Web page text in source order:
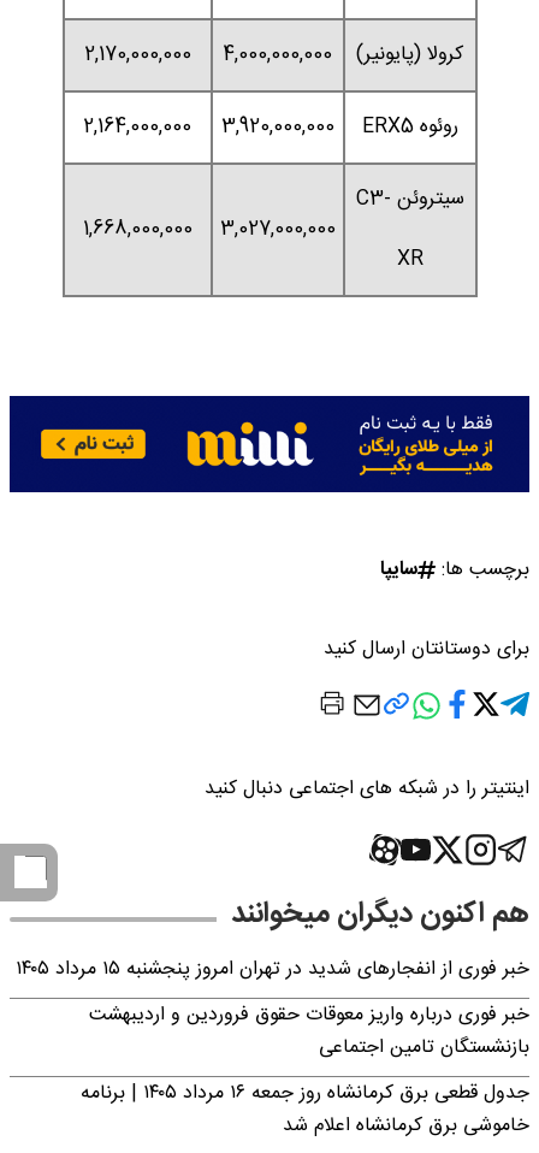
کرولا (پایونیر) 4,000,000,000
2,170,000,000
روئوه ERX5 3,920,000,000
2,164,000,000
سیتروئن C3-
XR
3,027,000,000
1,668,000,000
برچسب ها: سایپا
برای دوستانتان ارسال کنید
اینتیتر را در شبکه های اجتماعی دنبال کنید
هم اکنون دیگران میخوانند
خبر فوری از انفجارهای شدید در تهران امروز پنجشنبه ۱۵ مرداد ۱۴۰۵
خبر فوری درباره واریز معوقات حقوق فروردین و اردیبهشت
بازنشستگان تامین اجتماعی
جدول قطعی برق کرمانشاه روز جمعه ۱۶ مرداد ۱۴۰۵ | برنامه
خاموشی برق کرمانشاه اعلام شد